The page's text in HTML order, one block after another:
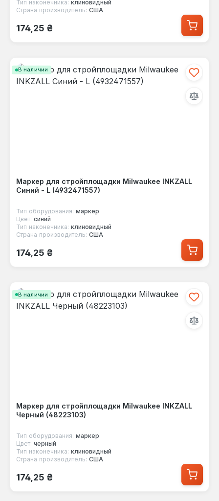
Тип наконечника: клиновидный
Страна производитель: США
Обычная цена:
174,25 ₴
В наличии
Маркер для стройплощадки Milwaukee INKZALL
Синий - L (4932471557)
Тип оборудования: маркер
Цвет: синий
Тип наконечника: клиновидный
Страна производитель: США
Обычная цена:
174,25 ₴
В наличии
Маркер для стройплощадки Milwaukee INKZALL
Черный (48223103)
Тип оборудования: маркер
Цвет: черный
Тип наконечника: клиновидный
Страна производитель: США
Обычная цена:
174,25 ₴